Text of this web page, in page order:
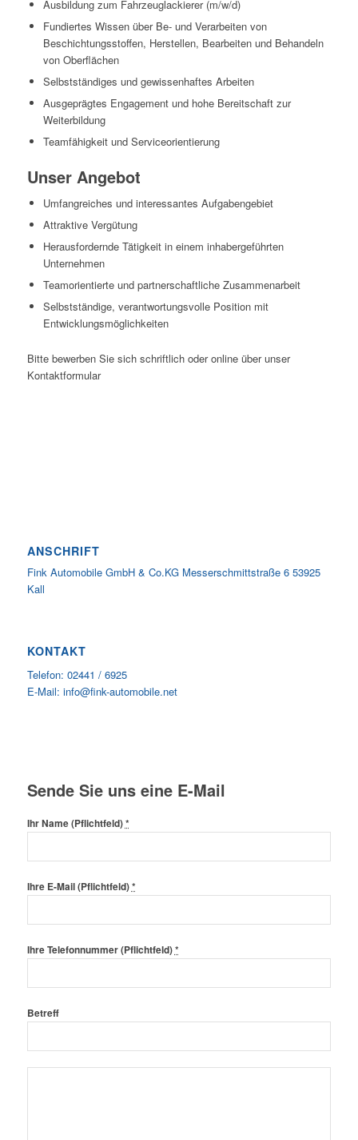
Ausbildung zum Fahrzeuglackierer (m/w/d)
Fundiertes Wissen über Be- und Verarbeiten von
Beschichtungsstoffen, Herstellen, Bearbeiten und Behandeln
von Oberflächen
Selbstständiges und gewissenhaftes Arbeiten
Ausgeprägtes Engagement und hohe Bereitschaft zur
Weiterbildung
Teamfähigkeit und Serviceorientierung
Unser Angebot
Umfangreiches und interessantes Aufgabengebiet
Attraktive Vergütung
Herausfordernde Tätigkeit in einem inhabergeführten
Unternehmen
Teamorientierte und partnerschaftliche Zusammenarbeit
Selbstständige, verantwortungsvolle Position mit
Entwicklungsmöglichkeiten
Bitte bewerben Sie sich schriftlich oder online über unser
Kontaktformular
ANSCHRIFT
Fink Automobile GmbH & Co.KG Messerschmittstraße 6 53925
Kall
KONTAKT
Telefon: 02441 / 6925
E-Mail: info@fink-automobile.net
Sende Sie uns eine E-Mail
Ihr Name (Pflichtfeld)*
Ihre E-Mail (Pflichtfeld)*
Ihre Telefonnummer (Pflichtfeld)*
Betreff